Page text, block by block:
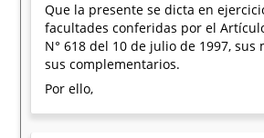
Que la presente se dicta en
facultades conferidas por el
N° 618 del 10 de julio de 1997, sus
sus complementarios.
Por ello,